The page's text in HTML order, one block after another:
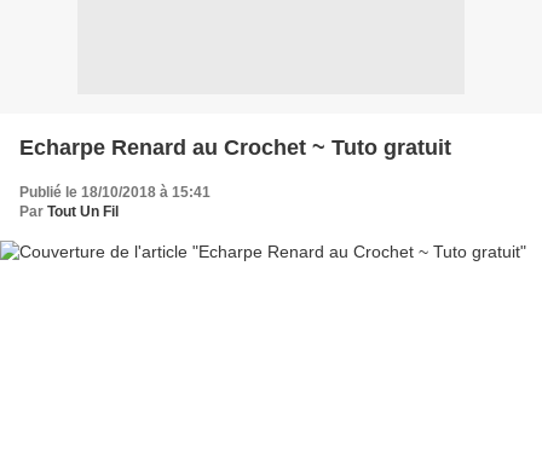
Echarpe Renard au Crochet ~ Tuto gratuit
Publié le 18/10/2018 à 15:41
Par Tout Un Fil